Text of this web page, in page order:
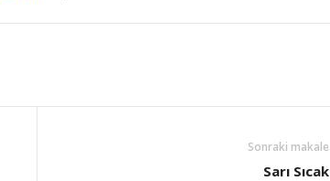
Sonraki makale
Sarı Sıcak